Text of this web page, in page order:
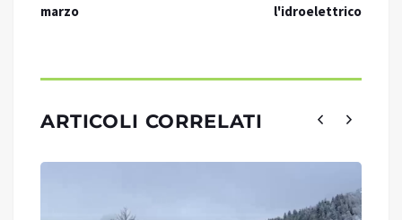
marzo
l'idroelettrico
ARTICOLI CORRELATI